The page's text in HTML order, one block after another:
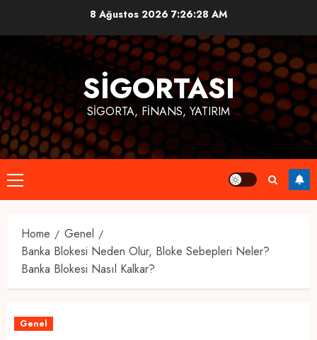
8 Ağustos 2026 7:26:28 AM
SIGORTASI
SIGORTA, FINANS, YATIRIM
Primary
Menu
Home
Genel
Banka Blokesi Neden Olur, Bloke Sebepleri Neler?
Banka Blokesi Nasıl Kalkar?
Genel